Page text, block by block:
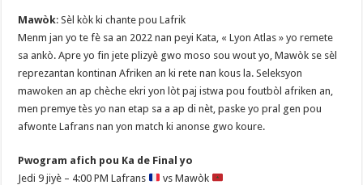
Mawòk: Sèl kòk ki chante pou Lafrik
Menm jan yo te fè sa an 2022 nan peyi Kata, « Lyon Atlas » yo remete
sa ankò. Apre yo fin jete plizyè gwo moso sou wout yo, Mawòk se sèl
reprezantan kontinan Afriken an ki rete nan kous la. Seleksyon
mawoken an ap chèche ekri yon lòt paj istwa pou foutbòl afriken an,
men premye tès yo nan etap sa a ap di nèt, paske yo pral gen pou
afwonte Lafrans nan yon match ki anonse gwo koure.
Pwogram afich pou Ka de Final yo
Jedi 9 jiyè – 4:00 PM Lafrans
vs Mawòk